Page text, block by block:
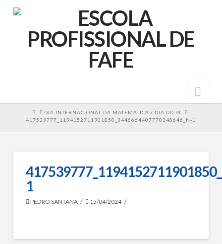
HOMEDIA INTERNACIONAL DA MATEMÁTICA / DIA DO PI
417539777_1194152711901850_3446664407770348646_N-1
1
PEDRO SANTANA 15/04/2024